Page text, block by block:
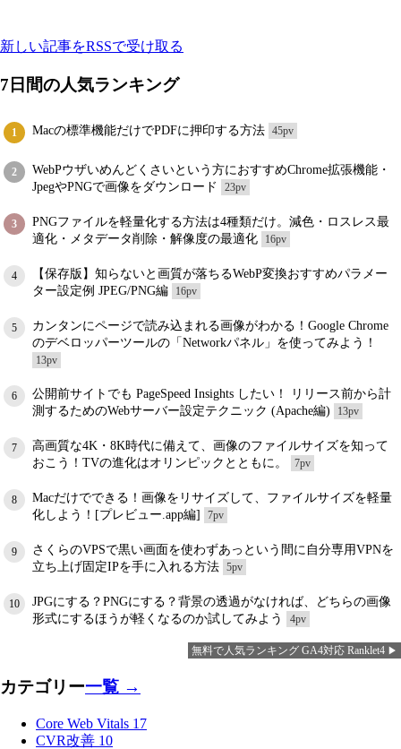
新しい記事をRSSで受け取る
7日間の人気ランキング
1 Macの標準機能だけでPDFに押印する方法 45pv
2
WebPウザいめんどくさいという方におすすめChrome拡張機能・
JpegやPNGで画像をダウンロード
23pv
3
PNGファイルを軽量化する方法は4種類だけ。減色・ロスレス最
適化・メタデータ削除・解像度の最適化
16pv
4
【保存版】知らないと画質が落ちるWebP変換おすすめパラメー
ター設定例 JPEG/PNG編
16pv
5
カンタンにページで読み込まれる画像がわかる！Google Chrome
のデベロッパーツールの「Networkパネル」を使ってみよう！
13pv
6
公開前サイトでも PageSpeed Insights したい！ リリース前から計
測するためのWebサーバー設定テクニック (Apache編)
13pv
7
高画質な4K・8K時代に備えて、画像のファイルサイズを知って
おこう！TVの進化はオリンピックとともに。
7pv
8
Macだけでできる！画像をリサイズして、ファイルサイズを軽量
化しよう！[プレビュー.app編]
7pv
9
さくらのVPSで黒い画面を使わずあっという間に自分専用VPNを
立ち上げ固定IPを手に入れる方法 5pv
10
JPGにする？PNGにする？背景の透過がなければ、どちらの画像
形式にするほうが軽くなるのか試してみよう
4pv
無料で人気ランキング GA4対応 Ranklet4
カテゴリー一覧 →
Core Web Vitals 17
CVR改善 10